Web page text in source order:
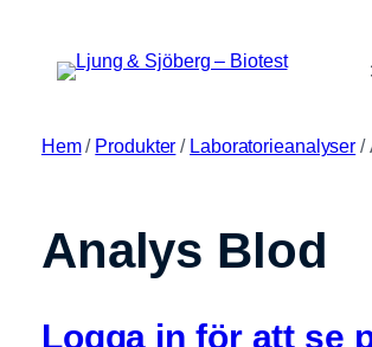
innehåll
Hem/ Produkter / Laboratorieanalyser /
Analys Blod
Logga in för att se